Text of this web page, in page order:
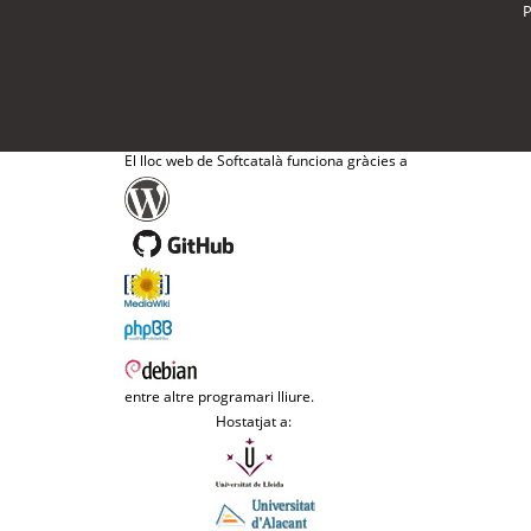
El lloc web de Softcatalà funciona gràcies a
entre altre programari lliure.
Hostatjat a: